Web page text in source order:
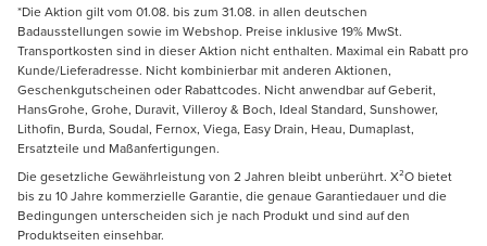
*Die Aktion gilt vom 01.08. bis zum 31.08. in allen deutschen
Badausstellungen sowie im Webshop. Preise inklusive 19% MwSt.
Transportkosten sind in dieser Aktion nicht enthalten. Maximal ein Rabatt pro
Kunde/Lieferadresse. Nicht kombinierbar mit anderen Aktionen,
Geschenkgutscheinen oder Rabattcodes. Nicht anwendbar auf Geberit,
HansGrohe, Grohe, Duravit, Villeroy & Boch, Ideal Standard, Sunshower,
Lithofin, Burda, Soudal, Fernox, Viega, Easy Drain, Heau, Dumaplast,
Ersatzteile und Maßanfertigungen.
Die gesetzliche Gewährleistung von 2 Jahren bleibt unberührt. X²O bietet
bis zu 10 Jahre kommerzielle Garantie, die genaue Garantiedauer und die
Bedingungen unterscheiden sich je nach Produkt und sind auf den
Produktseiten einsehbar.